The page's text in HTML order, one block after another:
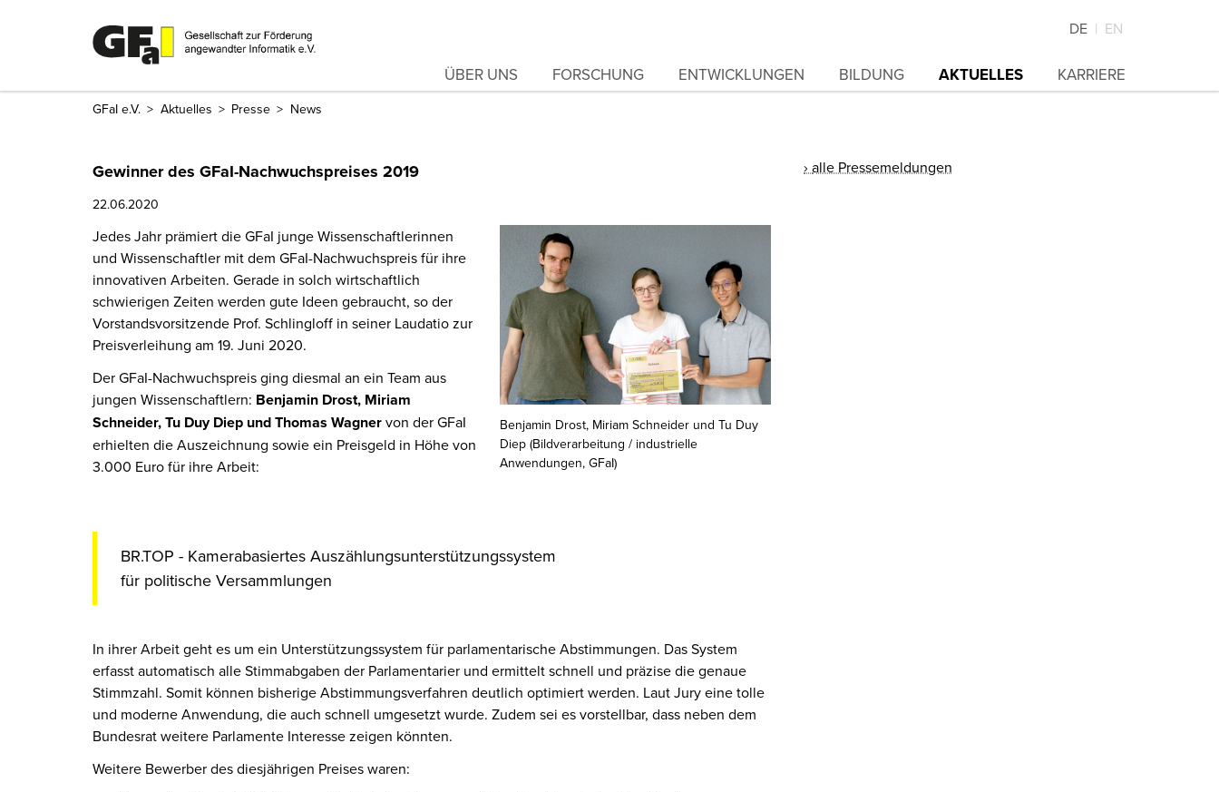
ÜBER UNS FORSCHUNG ENTWICKLUNGEN BILDUNG AKTUELLES KARRIERE
DE EN
GFaI e.V. Aktuelles Presse News
Gewinner des GFaI-Nachwuchspreises 2019
22.06.2020
Benjamin Drost, Miriam Schneider und Tu Duy
Diep (Bildverarbeitung / industrielle
Anwendungen, GFaI)
Jedes Jahr prämiert die GFaI junge Wissenschaftlerinnen
und Wissenschaftler mit dem GFaI-Nachwuchspreis für ihre
innovativen Arbeiten. Gerade in solch wirtschaftlich
schwierigen Zeiten werden gute Ideen gebraucht, so der
Vorstandsvorsitzende Prof. Schlingloff in seiner Laudatio zur
Preisverleihung am 19. Juni 2020.
Der GFaI-Nachwuchspreis ging diesmal an ein Team aus
jungen Wissenschaftlern: Benjamin Drost, Miriam
Schneider, Tu Duy Diep und Thomas Wagnervon der GFaI
erhielten die Auszeichnung sowie ein Preisgeld in Höhe von
3.000 Euro für ihre Arbeit:
BR.TOP - Kamerabasiertes Auszählungsunterstützungssystem
für politische Versammlungen
In ihrer Arbeit geht es um ein Unterstützungssystem für parlamentarische Abstimmungen. Das System
erfasst automatisch alle Stimmabgaben der Parlamentarier und ermittelt schnell und präzise die genaue
Stimmzahl. Somit können bisherige Abstimmungsverfahren deutlich optimiert werden. Laut Jury eine tolle
und moderne Anwendung, die auch schnell umgesetzt wurde. Zudem sei es vorstellbar, dass neben dem
Bundesrat weitere Parlamente Interesse zeigen könnten.
Weitere Bewerber des diesjährigen Preises waren:
alle Pressemeldungen